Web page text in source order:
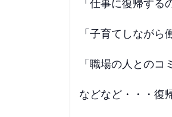
「仕事に復帰する
「子育てしながら
「職場の人とのコ
などなど・・・復